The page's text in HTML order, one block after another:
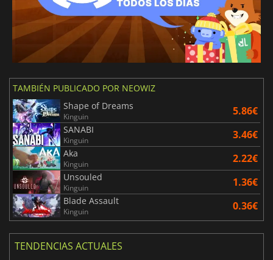
TAMBIÉN PUBLICADO POR NEOWIZ
Shape of Dreams
Kinguin 5.86€
SANABI
Kinguin 3.46€
Aka
Kinguin 2.22€
Unsouled
Kinguin 1.36€
Blade Assault
Kinguin 0.36€
TENDENCIAS ACTUALES